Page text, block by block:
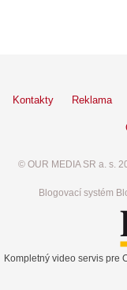
Kontakty Reklama
© OUR MEDIA SR a. s.
Blogovací systém
Kompletný video servis pre